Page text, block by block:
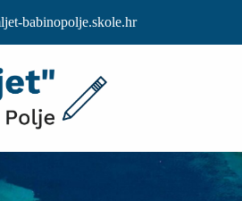
babinopolje.skole.hr